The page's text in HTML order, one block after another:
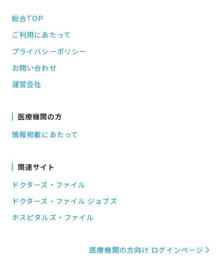
総合TOP
ご利用にあたって
プライバシーポリシー
お問い合わせ
運営会社
医療機関の方
情報掲載にあたって
関連サイト
ドクターズ・ファイル
ドクターズ・ファイル ジョブズ
ホスピタルズ・ファイル
医療機関の方向け ログインページ